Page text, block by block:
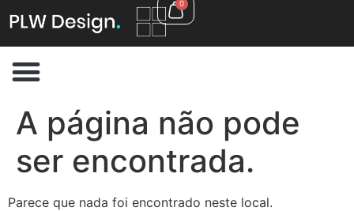
0
A página não pode
ser encontrada.
Parece que nada foi encontrado neste local.